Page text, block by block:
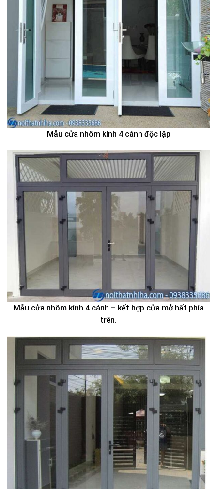
Mẫu cửa nhôm kính 4 cánh độc lập
Mẫu cửa nhôm kính 4 cánh – kết hợp cửa mở hất phía
trên.